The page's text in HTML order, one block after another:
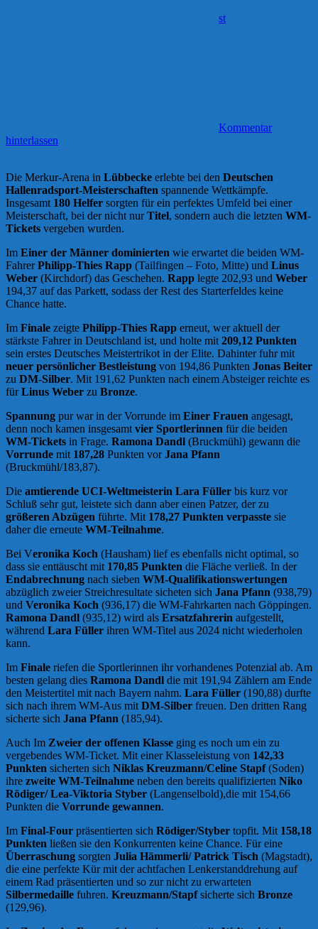
st
Kommentar
hinterlassen
Die Merkur-Arena in Lübbecke erlebte bei den Deutschen
Hallenradsport-Meisterschaften spannende Wettkämpfe.
Insgesamt 180 Helfer sorgten für ein perfektes Umfeld bei einer
Meisterschaft, bei der nicht nurTitel, sondern auch die letzten WM-
Tickets vergeben wurden.
Im Einer der Männer dominierten wie erwartet die beiden WM-
FahrerPhilipp-Thies Rapp (Tailfingen – Foto, Mitte) und Linus
Weber (Kirchdorf) das Geschehen. Rapp legte 202,93 und Weber
194,37 auf das Parkett, sodass der Rest des Starterfeldes keine
Chance hatte.
Im Finale zeigte Philipp-Thies Rapp erneut, wer aktuell der
stärkste Fahrer in Deutschland ist, und holte mit209,12 Punkten
sein erstes Deutsches Meistertrikot in der Elite. Dahinter fuhr mit
neuer persönlicher Bestleistung von 194,86 Punkten Jonas Beiter
zu DM-Silber. Mit 191,62 Punkten nach einem Absteiger reichte es
fürLinus Weber zu Bronze.
Spannung pur war in der Vorrunde im Einer Frauen angesagt,
denn noch kamen insgesamtvier Sportlerinnen für die beiden
WM-Tickets in Frage. Ramona Dandl (Bruckmühl) gewann die
Vorrunde mit 187,28 Punkten vorJana Pfann
(Bruckmühl/183,87).
Die amtierende UCI-Weltmeisterin Lara Füller bis kurz vor
Schluß sehr gut, leistete sich dann aber einen Patzer, der zu
größeren Abzügen führte. Mit 178,27 Punkten verpasste sie
daher die erneute WM-Teilnahme.
Bei Veronika Koch (Hausham) lief es ebenfalls nicht optimal, so
dass sie enttäuscht mit 170,85 Punkten die Fläche verließ. In der
Endabrechnung nach sieben WM-Qualifikationswertungen
abzüglich zweier Streichresultate sicheten sich Jana Pfann (938,79)
und Veronika Koch (936,17) die WM-Fahrkarten nach Göppingen.
Ramona Dandl (935,12) wird als Ersatzfahrerin aufgestellt,
während Lara Füller ihren WM-Titel aus 2024 nicht wiederholen
kann.
Im Finale riefen die Sportlerinnen ihr vorhandenes Potenzial ab. Am
besten gelang dies Ramona Dandl die mit 191,94 Zählern am Ende
den Meistertitel mit nach Bayern nahm. Lara Füller (190,88) durfte
sich nach ihrem WM-Aus mitDM-Silber freuen. Den dritten Rang
sicherte sich Jana Pfann (185,94).
Auch Im Zweier der offenen Klasse ging es noch um ein zu
vergebendes WM-Ticket. Mit einer Klasseleistung von 142,33
Punkten sicherten sich Niklas Kreuzmann/Celine Stapf(Soden)
ihre zweite WM-Teilnahme neben den bereits qualifizierten Niko
Rödiger/ Lea-Viktoria Styber (Langenselbold),die mit 154,66
Punkten die Vorrunde gewannen.
Im Final-Four präsentierten sich Rödiger/Styber topfit. Mit 158,18
Punkten ließen sie den Konkurrenten keine Chance. Für eine
Überraschung sorgten Julia Hämmerli/ Patrick Tisch (Magstadt),
die eine perfekte Kür mit der achtfachen Lenkerstanddrehung auf
einem Rad präsentierten und so zur nicht zu erwarteten
Silbermedaille fuhren. Kreuzmann/Stapfsicherte sich Bronze
(129,96).